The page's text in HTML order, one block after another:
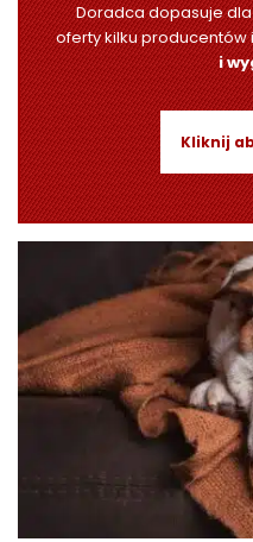
Doradca dopasuje
oferty kilku
i
Kliknij